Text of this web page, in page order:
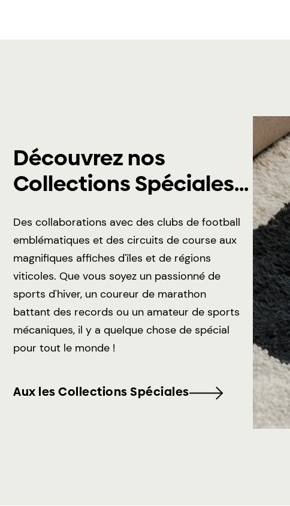
Découvrez nos
Collections Spéciales...
Des collaborations avec des clubs de football
emblématiques et des circuits de course aux
magnifiques affiches d'îles et de régions
viticoles. Que vous soyez un passionné de
sports d'hiver, un coureur de marathon
battant des records ou un amateur de sports
mécaniques, il y a quelque chose de spécial
pour tout le monde !
Aux les Collections Spéciales